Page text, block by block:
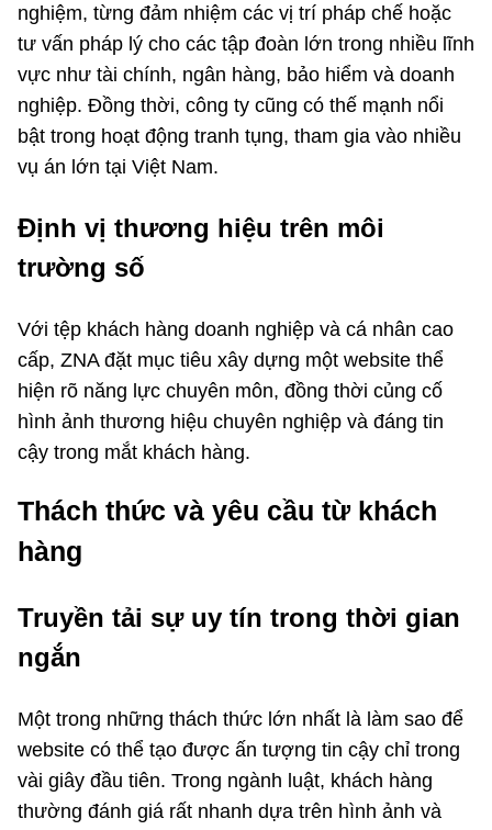
nghiệm, từng đảm nhiệm các vị trí pháp chế hoặc
tư vấn pháp lý cho các tập đoàn lớn trong nhiều lĩnh
vực như tài chính, ngân hàng, bảo hiểm và doanh
nghiệp. Đồng thời, công ty cũng có thế mạnh nổi
bật trong hoạt động tranh tụng, tham gia vào nhiều
vụ án lớn tại Việt Nam.
Định vị thương hiệu trên môi
trường số
Với tệp khách hàng doanh nghiệp và cá nhân cao
cấp, ZNA đặt mục tiêu xây dựng một website thể
hiện rõ năng lực chuyên môn, đồng thời củng cố
hình ảnh thương hiệu chuyên nghiệp và đáng tin
cậy trong mắt khách hàng.
Thách thức và yêu cầu từ khách
hàng
Truyền tải sự uy tín trong thời gian
ngắn
Một trong những thách thức lớn nhất là làm sao để
website có thể tạo được ấn tượng tin cậy chỉ trong
vài giây đầu tiên. Trong ngành luật, khách hàng
thường đánh giá rất nhanh dựa trên hình ảnh và